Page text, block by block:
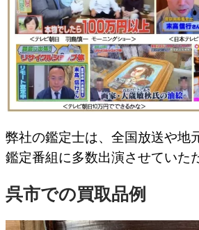
弊社の鑑定士は、全国放送や地
鑑定番組に多数出演させていた
呉市での買取品例